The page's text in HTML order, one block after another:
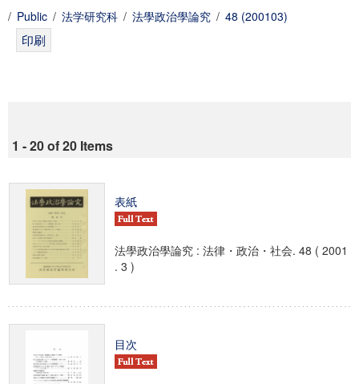
慶應義塾大学グローバルCOEプログラム市民社会ガバナンス
/ Public / 法学研究科 / 法學政治學論究 / 48 (200103)
1 - 20 of 20 Items
表紙
法學政治學論究 : 法律・政治・社会. 48 ( 2001
. 3 )
目次